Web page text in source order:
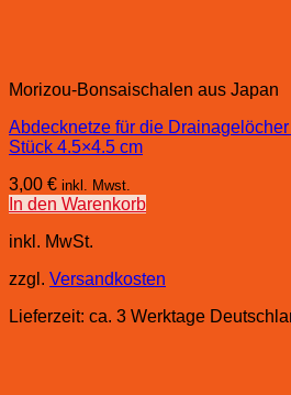
Morizou-Bonsaischalen aus Japan
Abdecknetze für die
Stück 4.5×4.5 cm
3,00 € inkl. Mwst.
In den Warenkorb
inkl. MwSt.
zzgl. Versandkosten
Lieferzeit: ca. 3 Werktage